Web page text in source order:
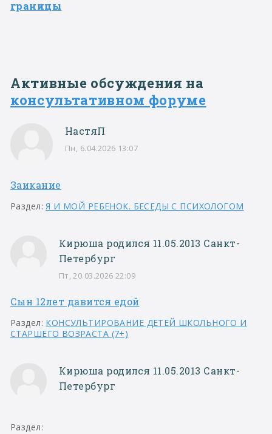
границы
Активные обсуждения на
консультативном форуме
НастяП
Пн, 6.04.2026 13:07
Заикание
Раздел:Я И МОЙ РЕБЕНОК. БЕСЕДЫ С ПСИХОЛОГОМ
Кирюша родился 11.05.2013 Санкт-
Петербург
Пт, 20.03.2026 22:09
Сын 12лет давится едой
Раздел: КОНСУЛЬТИРОВАНИЕ ДЕТЕЙ ШКОЛЬНОГО И
СТАРШЕГО ВОЗРАСТА (7+)
Кирюша родился 11.05.2013 Санкт-
Петербург
Раздел: